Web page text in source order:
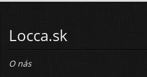
Locca.sk
O nás